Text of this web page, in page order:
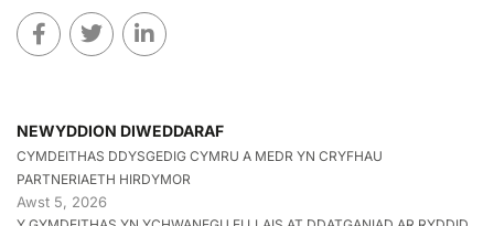
NEWYDDION DIWEDDARAF
CYMDEITHAS DDYSGEDIG CYMRU A MEDR YN CRYFHAU
PARTNERIAETH HIRDYMOR
Awst 5, 2026